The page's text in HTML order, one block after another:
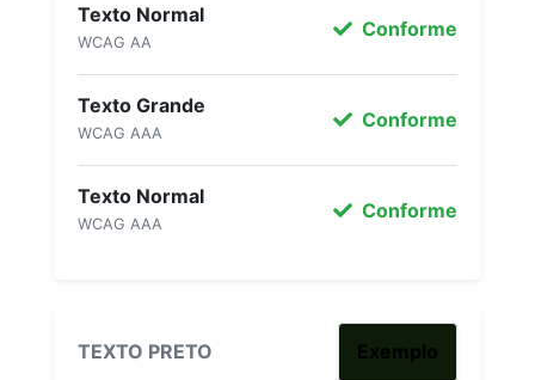
Texto Normal
WCAG AA
Conforme
Texto Grande
WCAG AAA
Conforme
Texto Normal
WCAG AAA
Conforme
TEXTO PRETO Exemplo